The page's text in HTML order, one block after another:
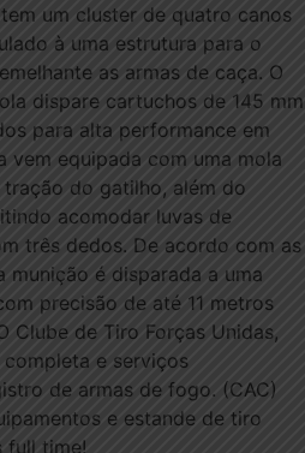
um cluster de quatro canos
à uma estrutura para o
as armas de caça. O
dispare cartuchos de 145 mm
para alta performance em
vem equipada com uma mola
do gatilho, além do
acomodar luvas de
três dedos. De acordo com as
munição é disparada a uma
precisão de até 11 metros
Clube de Tiro Forças Unidas,
e serviços
de armas de fogo. (CAC)
e estande de tiro
full time!